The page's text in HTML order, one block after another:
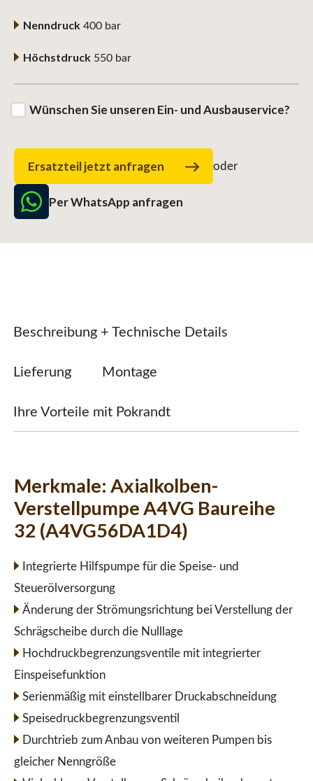
Nenndruck 400 bar
Höchstdruck 550 bar
Wünschen Sie unseren Ein- und Ausbauservice?
Ersatzteil jetzt anfragen oder
Per WhatsApp anfragen
Beschreibung + Technische Details
Lieferung Montage
Ihre Vorteile mit Pokrandt
Merkmale: Axialkolben-
Verstellpumpe A4VG Baureihe
32 (A4VG56DA1D4)
Integrierte Hilfspumpe für die Speise- und
Steuerölversorgung
Änderung der Strömungsrichtung bei Verstellung der
Schrägscheibe durch die Nulllage
Hochdruckbegrenzungsventile mit integrierter
Einspeisefunktion
Serienmäßig mit einstellbarer Druckabschneidung
Speisedruckbegrenzungsventil
Durchtrieb zum Anbau von weiteren Pumpen bis
gleicher Nenngröße